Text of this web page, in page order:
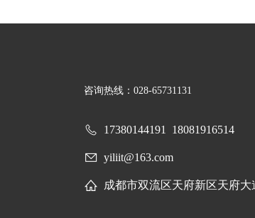
咨询热线：028-65731131
17380144191 18081916514
yiliit@163.com
成都市双流区天府新区天府大